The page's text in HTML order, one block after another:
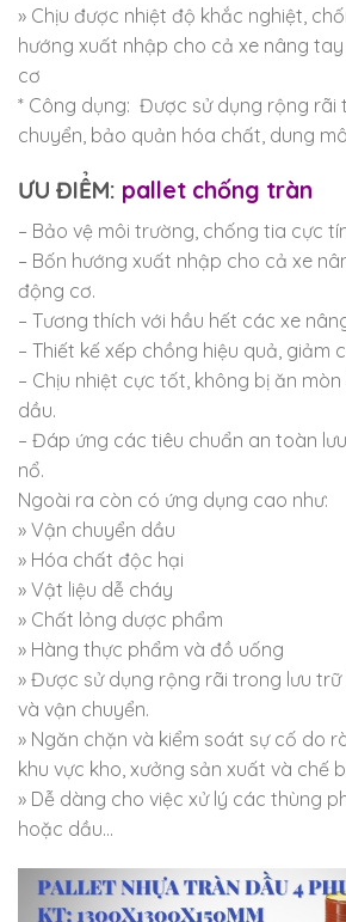
» Chịu được nhiệt độ khắc nghiệt,
hướng xuất nhập cho cả xe nâng
cơ
* Công dụng: Được sử dụng rộng rãi
chuyển, bảo quản hóa chất, dung
ƯU ĐIỂM: pallet chống tràn
– Bảo vệ môi trường, chống tia cực
– Bốn hướng xuất nhập cho cả xe
động cơ.
– Tương thích với hầu hết các xe
– Thiết kế xếp chồng hiệu quả, giảm
– Chịu nhiệt cực tốt, không bị ăn
dầu.
– Đáp ứng các tiêu chuẩn an toàn
nổ.
Ngoài ra còn có ứng dụng cao như:
» Vận chuyển dầu
» Hóa chất độc hại
» Vật liệu dễ cháy
» Chất lỏng dược phẩm
» Hàng thực phẩm và đồ uống
» Được sử dụng rộng rãi trong lưu
và vận chuyển.
» Ngăn chặn và kiểm soát sự cố do
khu vực kho, xưởng sản xuất và chế
» Dễ dàng cho việc xử lý các thùng
hoặc dầu…